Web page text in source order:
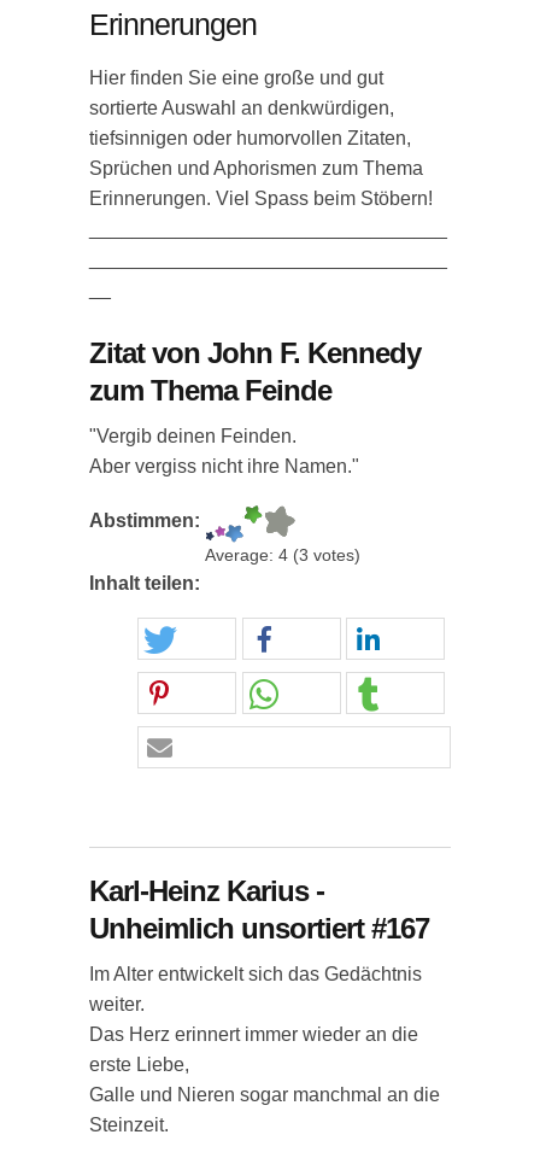
Erinnerungen
Hier finden Sie eine große und gut
sortierte Auswahl an denkwürdigen,
tiefsinnigen oder humorvollen Zitaten,
Sprüchen und Aphorismen zum Thema
Erinnerungen. Viel Spass beim Stöbern!
Zitat von John F. Kennedy
zum Thema Feinde
"Vergib deinen Feinden.
Aber vergiss nicht ihre Namen."
Abstimmen:
Average: 4 (3 votes)
Inhalt teilen:
Karl-Heinz Karius -
Unheimlich unsortiert #167
Im Alter entwickelt sich das Gedächtnis
weiter.
Das Herz erinnert immer wieder an die
erste Liebe,
Galle und Nieren sogar manchmal an die
Steinzeit.